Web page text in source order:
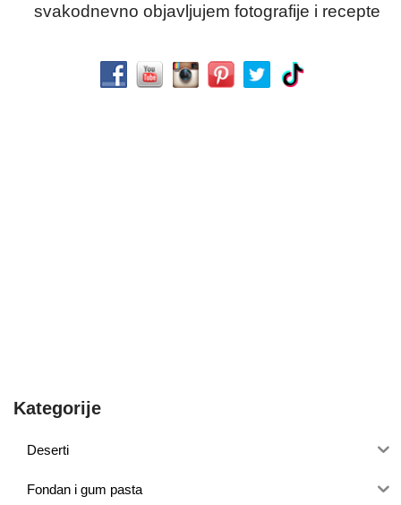
svakodnevno objavljujem fotografije i recepte
Kategorije
Deserti
Fondan i gum pasta